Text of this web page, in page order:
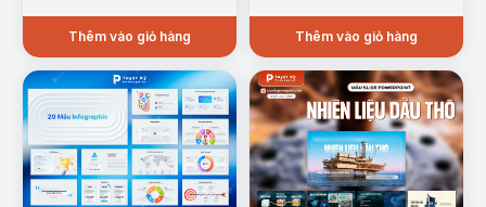
Thêm vào giỏ hàng Thêm vào giỏ hàng